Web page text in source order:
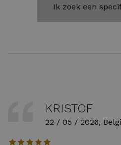
Ik zoek een
KRISTOF
22 / 05 / 2026,